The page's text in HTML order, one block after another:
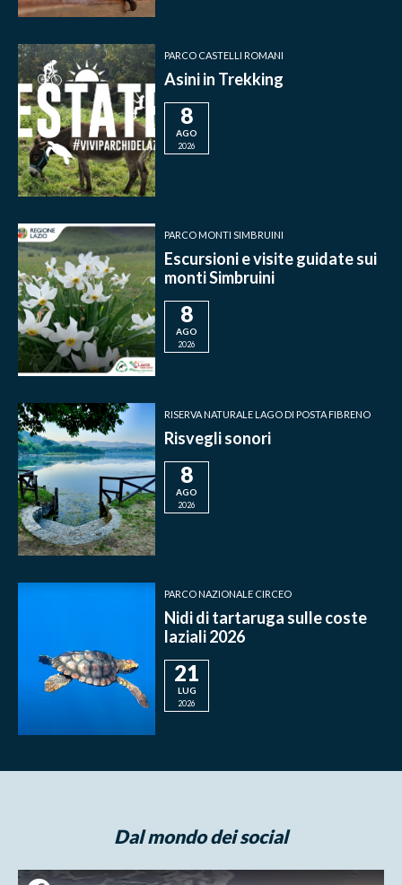
PARCO CASTELLI ROMANI
Asini in Trekking
8
AGO
2026
PARCO MONTI SIMBRUINI
Escursioni e visite guidate sui
monti Simbruini
8
AGO
2026
RISERVA NATURALE LAGO DI POSTA FIBRENO
Risvegli sonori
8
AGO
2026
PARCO NAZIONALE CIRCEO
Nidi di tartaruga sulle coste
laziali 2026
21
LUG
2026
Dal mondo dei social